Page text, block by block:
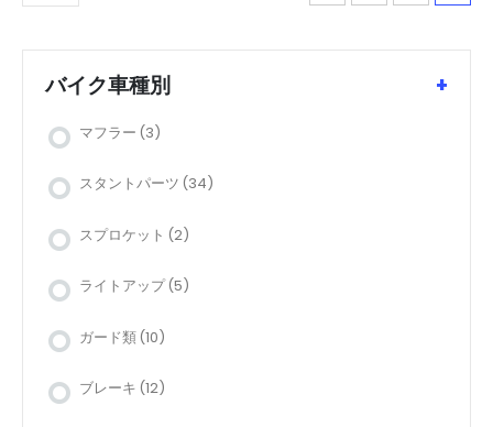
バイク車種別 +
マフラー (3)
スタントパーツ (34)
スプロケット (2)
ライトアップ (5)
ガード類 (10)
ブレーキ (12)